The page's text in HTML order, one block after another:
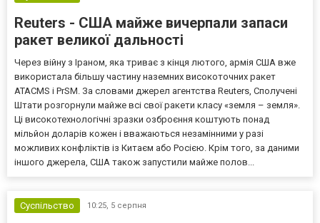
Reuters - США майже вичерпали запаси
ракет великої дальності
Через війну з Іраном, яка триває з кінця лютого, армія США вже
використала більшу частину наземних високоточних ракет
ATACMS і PrSM. За словами джерел агентства Reuters, Сполучені
Штати розгорнули майже всі свої ракети класу «земля – земля».
Ці високотехнологічні зразки озброєння коштують понад
мільйон доларів кожен і вважаються незамінними у разі
можливих конфліктів із Китаєм або Росією. Крім того, за даними
іншого джерела, США також запустили майже полов...
Суспільство 10:25, 5 серпня